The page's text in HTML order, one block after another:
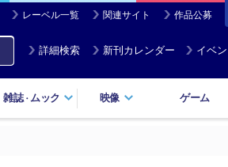
レーベル一覧 関連サイト 作品公募
詳細検索 新刊カレンダー イベ
雑誌・ ムック 映像 ゲーム